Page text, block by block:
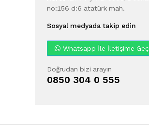
no:156 d:6 atatürk mah.
Sosyal medyada takip edin
Whatsapp İle İletişime Geç
Doğrudan bizi arayın
0850 304 0 555